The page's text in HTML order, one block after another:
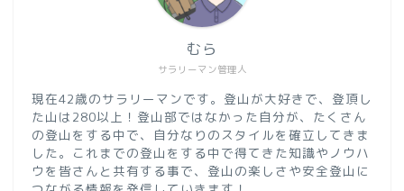
サラリーマン管理人
むら
現在42歳のサラリーマンです。登山が大好きで、登頂し
た山は280以上！登山部ではなかった自分が、たくさん
の登山をする中で、自分なりのスタイルを確立してきま
した。これまでの登山をする中で得てきた知識やノウハ
ウを皆さんと共有する事で、登山の楽しさや安全登山に